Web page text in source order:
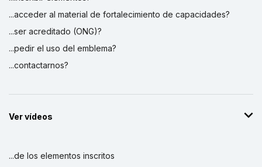
...acceder al material de fortalecimiento de capacidades?
...ser acreditado (ONG)?
...pedir el uso del emblema?
...contactarnos?
Ver vídeos
...de los elementos inscritos